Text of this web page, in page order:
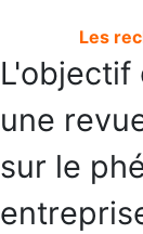
Les
une
sur le